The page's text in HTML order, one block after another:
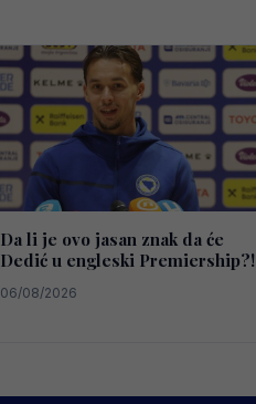
Da li je ovo jasan znak da će
Dedić u engleski Premiership?!
06/08/2026